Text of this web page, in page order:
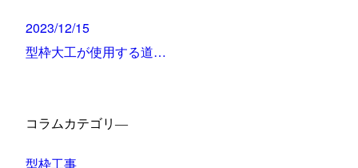
2023/12/15
型枠大工が使用する道…
コラムカテゴリ―
型枠工事